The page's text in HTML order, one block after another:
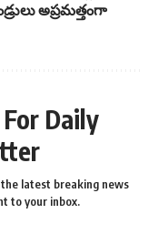
అప్రమత్తంగా
Daily
the latest breaking news
to your inbox.